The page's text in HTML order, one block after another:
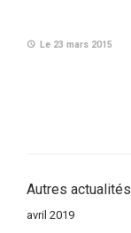
Le 23 mars 2015
Autres actualités
avril 2019